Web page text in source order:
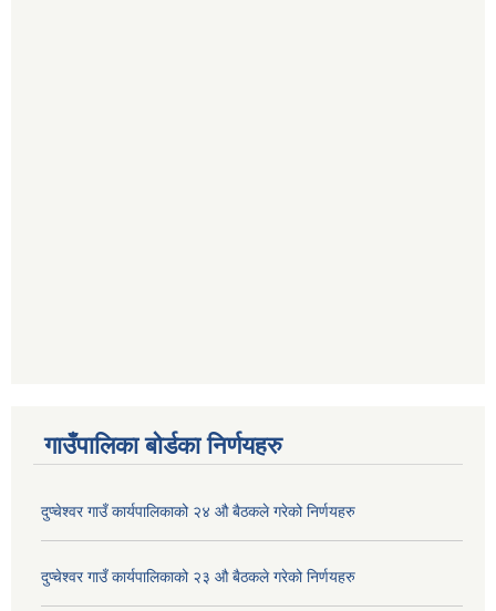
गाउँपालिका बोर्डका निर्णयहरु
दुप्चेश्वर गाउँ कार्यपालिकाको २४ औ बैठकले गरेको निर्णयहरु
दुप्चेश्वर गाउँ कार्यपालिकाको २३ औ बैठकले गरेको निर्णयहरु